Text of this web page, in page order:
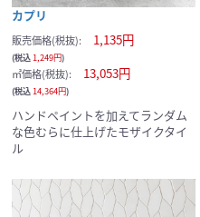
カプリ
販売価格(税抜): 1,135円
(税込1,249円)
㎡価格(税抜): 13,053円
(税込14,364円)
ハンドペイントを加えてランダム
な色むらに仕上げたモザイクタイ
ル